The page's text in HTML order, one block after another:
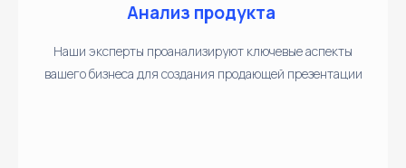
Анализ продукта
Наши эксперты проанализируют ключевые аспекты
вашего бизнеса для создания продающей презентации